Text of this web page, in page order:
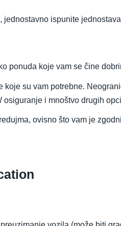
ispunite
ponuda koje vam se čine
koje su vam potrebne.
i mnoštvo drugih
ovisno što vam je